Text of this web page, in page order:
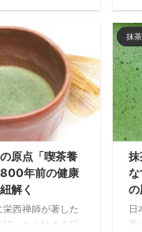
の確立、宇治の覆
将軍家から庶民
茶文化まで、現
がれる伝統の歴史
すく紹介します。
説
文
御
の
歴
原点「喫茶養
年前の健康
解く
栄西禅師が著した
記」から始まる日
抹茶
抹
な
の
日